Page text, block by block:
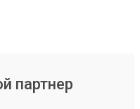
партнер